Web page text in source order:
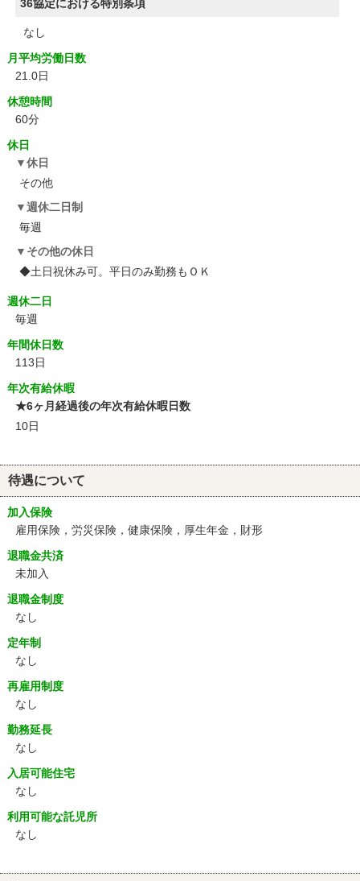
36協定における特別条項
なし
月平均労働日数
21.0日
休憩時間
60分
休日
休日
その他
週休二日制
毎週
その他の休日
◆土日祝休み可。平日のみ勤務もＯＫ
週休二日
毎週
年間休日数
113日
年次有給休暇
★6ヶ月経過後の年次有給休暇日数
10日
待遇について
加入保険
雇用保険，労災保険，健康保険，厚生年金，財形
退職金共済
未加入
退職金制度
なし
定年制
なし
再雇用制度
なし
勤務延長
なし
入居可能住宅
なし
利用可能な託児所
なし